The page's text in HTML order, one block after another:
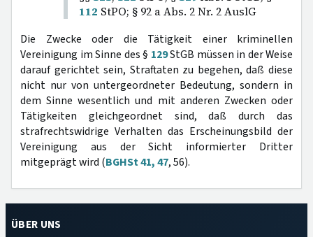
112 StPO; § 92 a Abs. 2 Nr. 2 AuslG
Die Zwecke oder die Tätigkeit einer kriminellen
Vereinigung im Sinne des § 129StGB müssen in der Weise
darauf gerichtet sein, Straftaten zu begehen, daß diese
nicht nur von untergeordneter Bedeutung, sondern in
dem Sinne wesentlich und mit anderen Zwecken oder
Tätigkeiten gleichgeordnet sind, daß durch das
strafrechtswidrige Verhalten das Erscheinungsbild der
Vereinigung aus der Sicht informierter Dritter
mitgeprägt wird (BGHSt 41, 47, 56).
ÜBER UNS